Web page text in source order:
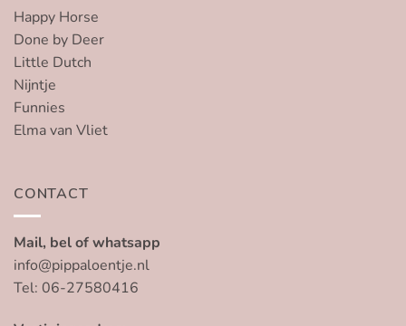
Happy Horse
Done by Deer
Little Dutch
Nijntje
Funnies
Elma van Vliet
CONTACT
Mail, bel of whatsapp
info@pippaloentje.nl
Tel: 06-27580416